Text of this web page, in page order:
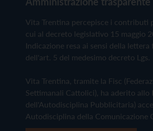
Vita Trentina percepisce i contributi
cui al decreto legislativo 15 maggio
Indicazione resa ai sensi della lettera
dell'art. 5 del medesimo decreto Lgs.
Vita Trentina, tramite la Fisc
Settimanali Cattolici), ha aderito allo
dell'Autodisciplina Pubblicitaria)
Autodisciplina della Comunicazione